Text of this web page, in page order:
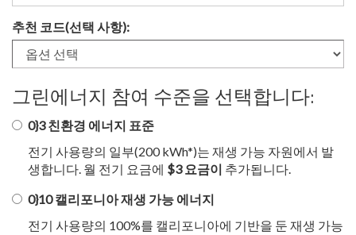
추천 코드(선택 사항):
그린에너지 참여 수준을 선택합니다:
0}3 친환경 에너지 표준
전기 사용량의 일부(200 kWh*)는 재생 가능 자원에서 발
생합니다. 월 전기 요금에 $3 요금이 추가됩니다.
0}10 캘리포니아 재생 가능 에너지
전기 사용량의 100%를 캘리포니아에 기반을 둔 재생 가능